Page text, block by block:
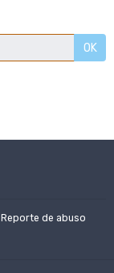
OK
Reporte de abuso